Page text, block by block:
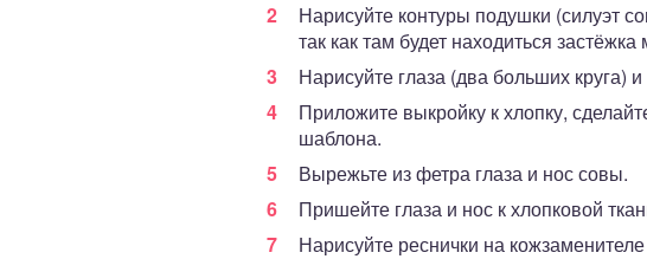
Нарисуйте контуры подушки (силуэт
так как там будет находиться
Нарисуйте глаза (два больших круга)
Приложите выкройку к хлопку,
шаблона.
Вырежьте из фетра глаза и нос совы.
Пришейте глаза и нос к хлопковой
Нарисуйте реснички на